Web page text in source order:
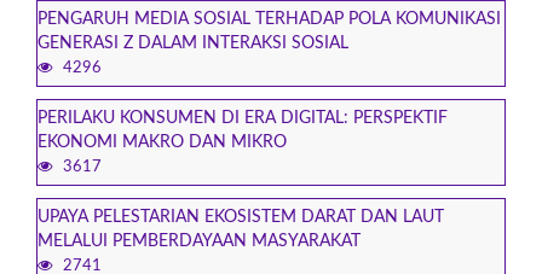
PENGARUH MEDIA SOSIAL TERHADAP POLA KOMUNIKASI
GENERASI Z DALAM INTERAKSI SOSIAL
4296
PERILAKU KONSUMEN DI ERA DIGITAL: PERSPEKTIF
EKONOMI MAKRO DAN MIKRO
3617
UPAYA PELESTARIAN EKOSISTEM DARAT DAN LAUT
MELALUI PEMBERDAYAAN MASYARAKAT
2741